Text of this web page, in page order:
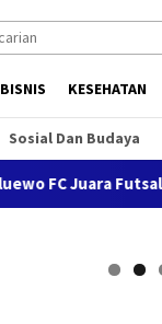
KESEHATAN
Sosial Dan Budaya
FC Juara Futsal